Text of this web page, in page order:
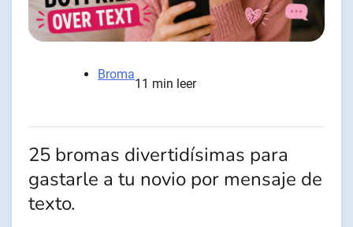
Broma
11 min leer
25 bromas divertidísimas para
gastarle a tu novio por mensaje de
texto.